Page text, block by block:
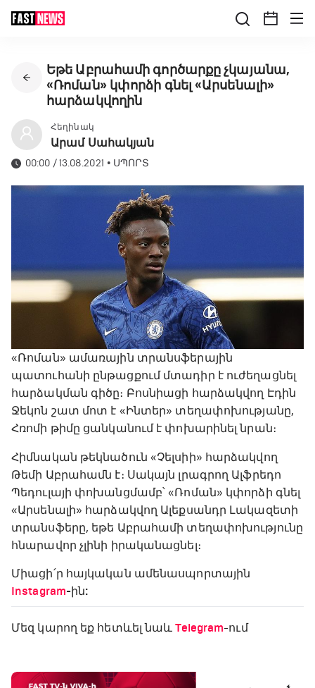
Եթե Աբրահամի գործարքը չկայանա,
«Ռոման» կփորձի գնել «Արսենալի»
հարձակվողին
Հեղինակ
Արամ Սահակյան
00:00 / 13.08.2021 • ՍՊՈՐՏ
«Ռոման» ամառային տրանսֆերային
պատուհանի ընթացքում մտադիր է ուժեղացնել
հարձակման գիծը։ Բոսնիացի հարձակվող Էդին
Ջեկոն շատ մոտ է «Ինտեր» տեղափոխությանը,
Հռոմի թիմը ցանկանում է փոխարինել նրան։
Հիմնական թեկնածուն «Չելսիի» հարձակվող
Թեմի Աբրահամն է։ Սակայն լրագրող Ալֆրեդո
Պեդուլայի փոխանցմամբ՝ «Ռոման» կփորձի գնել
«Արսենալի» հարձակվող Ալեքսանդր Լակազետի
տրանսֆերը, եթե Աբրահամի տեղափոխությունը
հնարավոր չլինի իրականացնել։
Միացի՛ր հայկական ամենասպորտային
Instagram-ին:
Մեզ կարող եք հետևել նաև Telegram-ում